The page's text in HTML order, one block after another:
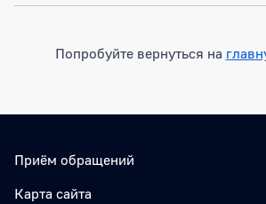
Попробуйте вернуться на
Приём обращений
Карта сайта